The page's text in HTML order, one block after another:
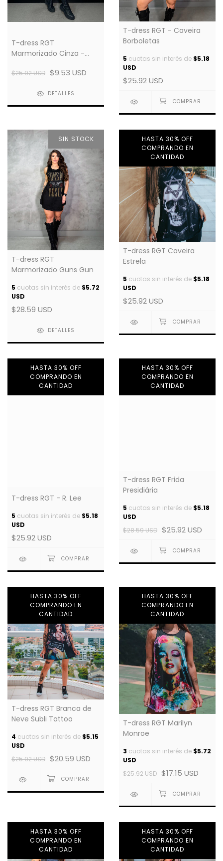
T-dress RGT
Marmorizado Cinza -
$25.92 USD $9.53 USD
DETALLES
T-dress RGT - Caveira
Borboletas
5 cuotas sin interés de $5.18
USD
$25.92 USD
SIN STOCK
T-dress RGT
Marmorizado Guns Gun
5 cuotas sin interés de $5.72
USD
$28.59 USD
DETALLES
HASTA 30% OFF
COMPRANDO EN
CANTIDAD
T-dress RGT Caveira
Estrela
5 cuotas sin interés de $5.18
USD
$25.92 USD
HASTA 30% OFF
COMPRANDO EN
CANTIDAD
T-dress RGT - R. Lee
5 cuotas sin interés de $5.18
USD
$25.92 USD
HASTA 30% OFF
COMPRANDO EN
CANTIDAD
T-dress RGT Frida
Presidiária
5 cuotas sin interés de $5.18
USD
$28.59 USD $25.92 USD
HASTA 30% OFF
COMPRANDO EN
CANTIDAD
T-dress RGT Branca de
Neve Subli Tattoo
4 cuotas sin interés de $5.15
USD
$25.92 USD $20.59 USD
HASTA 30% OFF
COMPRANDO EN
CANTIDAD
T-dress RGT Marilyn
Monroe
3 cuotas sin interés de $5.72
USD
$25.92 USD $17.15 USD
HASTA 30% OFF
COMPRANDO EN
CANTIDAD
HASTA 30% OFF
COMPRANDO EN
CANTIDAD